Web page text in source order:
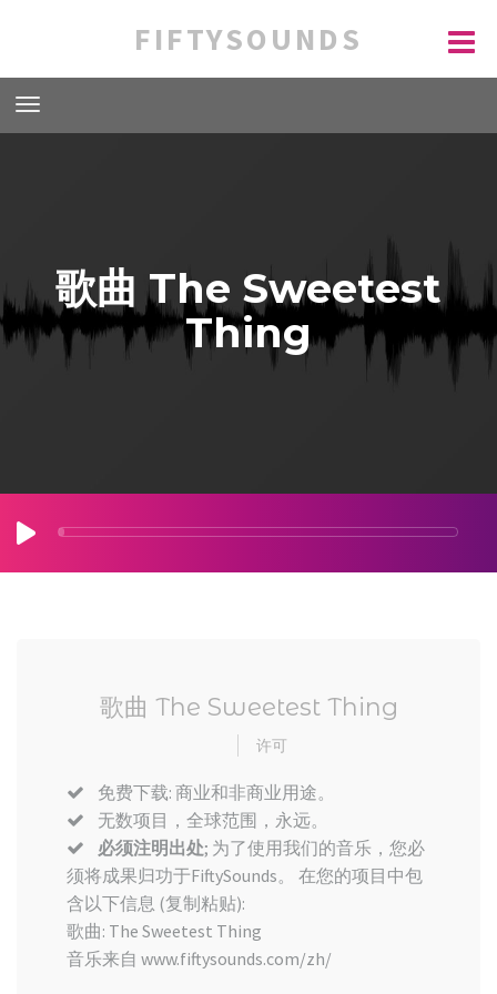
FIFTYSOUNDS
歌曲 The Sweetest
Thing
歌曲 The Sweetest Thing
许可
免费下载: 商业和非商业用途。
无数项目，全球范围，永远。
必须注明出处; 为了使用我们的音乐，您必
须将成果归功于FiftySounds。 在您的项目中包
含以下信息 (复制粘贴):
歌曲: The Sweetest Thing
音乐来自 www.fiftysounds.com/zh/